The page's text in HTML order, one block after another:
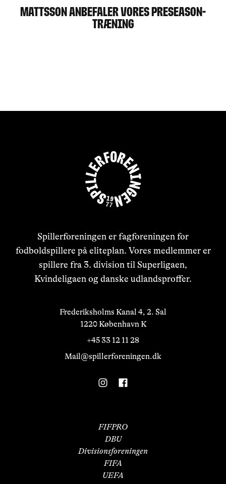
MATTSSON ANBEFALER VORES PRESEASON-
TRÆNING
Spillerforeningen er fagforeningen for
fodboldspillere på eliteplan. Vores medlemmer er
spillere fra 3. division til Superligaen,
Kvindeligaen og danske udlandsproffer.
Frederiksholms Kanal 4, 2. Sal
1220 København K
+45 33 12 11 28
Mail@spillerforeningen.dk
FIFPRO
DBU
Divisionsforeningen
FIFA
UEFA